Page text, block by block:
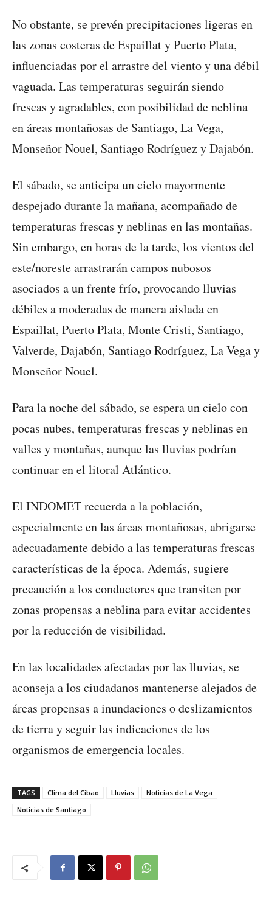
No obstante, se prevén precipitaciones ligeras en
las zonas costeras de Espaillat y Puerto Plata,
influenciadas por el arrastre del viento y una débil
vaguada. Las temperaturas seguirán siendo
frescas y agradables, con posibilidad de neblina
en áreas montañosas de Santiago, La Vega,
Monseñor Nouel, Santiago Rodríguez y Dajabón.
El sábado, se anticipa un cielo mayormente
despejado durante la mañana, acompañado de
temperaturas frescas y neblinas en las montañas.
Sin embargo, en horas de la tarde, los vientos del
este/noreste arrastrarán campos nubosos
asociados a un frente frío, provocando lluvias
débiles a moderadas de manera aislada en
Espaillat, Puerto Plata, Monte Cristi, Santiago,
Valverde, Dajabón, Santiago Rodríguez, La Vega y
Monseñor Nouel.
Para la noche del sábado, se espera un cielo con
pocas nubes, temperaturas frescas y neblinas en
valles y montañas, aunque las lluvias podrían
continuar en el litoral Atlántico.
El INDOMET recuerda a la población,
especialmente en las áreas montañosas, abrigarse
adecuadamente debido a las temperaturas frescas
características de la época. Además, sugiere
precaución a los conductores que transiten por
zonas propensas a neblina para evitar accidentes
por la reducción de visibilidad.
En las localidades afectadas por las lluvias, se
aconseja a los ciudadanos mantenerse alejados de
áreas propensas a inundaciones o deslizamientos
de tierra y seguir las indicaciones de los
organismos de emergencia locales.
TAGS Clima del Cibao Lluvias
Noticias de La Vega
Noticias de Santiago